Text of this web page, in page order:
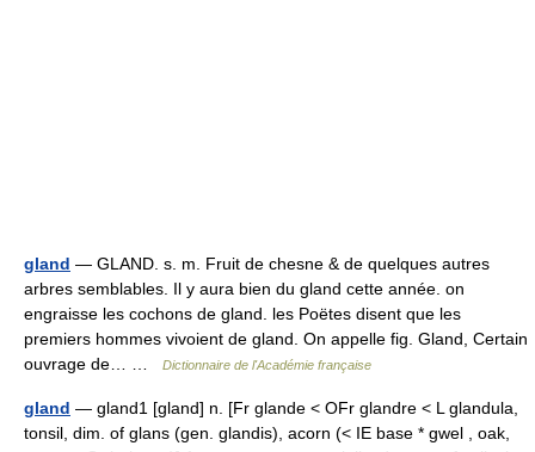
gland — GLAND. s. m. Fruit de chesne & de quelques autres
arbres semblables. Il y aura bien du gland cette année. on
engraisse les cochons de gland. les Poëtes disent que les
premiers hommes vivoient de gland. On appelle fig. Gland, Certain
ouvrage de… …
Dictionnaire de l'Académie française
gland — gland1 [gland] n. [Fr glande < OFr glandre < L glandula,
tonsil, dim. of glans (gen. glandis), acorn (< IE base * gwel , oak,